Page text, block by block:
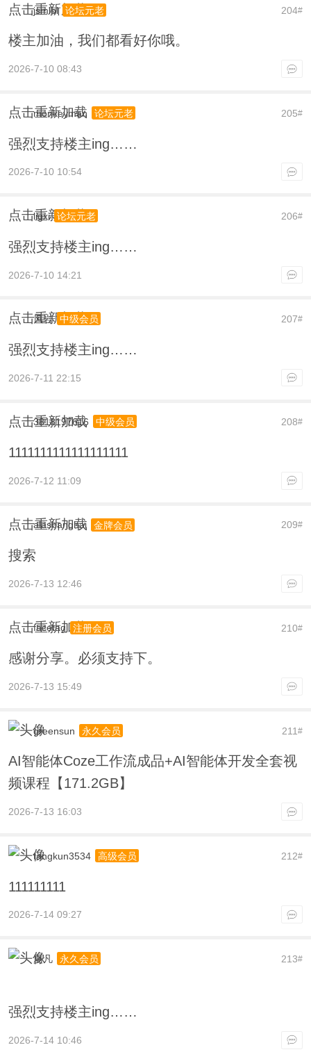
点击重新加载 204#
jsmlbl 论坛元老
楼主加油，我们都看好你哦。
2026-7-10 08:43
点击重新加载 205#
monkeyman 论坛元老
强烈支持楼主ing……
2026-7-10 10:54
点击重新加载 206#
ligxi 论坛元老
强烈支持楼主ing……
2026-7-10 14:21
点击重新加载 207#
风岩 中级会员
强烈支持楼主ing……
2026-7-11 22:15
点击重新加载 208#
3818197616 中级会员
1111111111111111111
2026-7-12 11:09
点击重新加载 209#
alashanghai 金牌会员
搜索
2026-7-13 12:46
点击重新加载 210#
facetag 注册会员
感谢分享。必须支持下。
2026-7-13 15:49
211#
greensun 永久会员
AI智能体Coze工作流成品+AI智能体开发全套视
频课程【171.2GB】
2026-7-13 16:03
212#
tangkun3534 高级会员
111111111
2026-7-14 09:27
213#
夏凡 永久会员
强烈支持楼主ing……
2026-7-14 10:46